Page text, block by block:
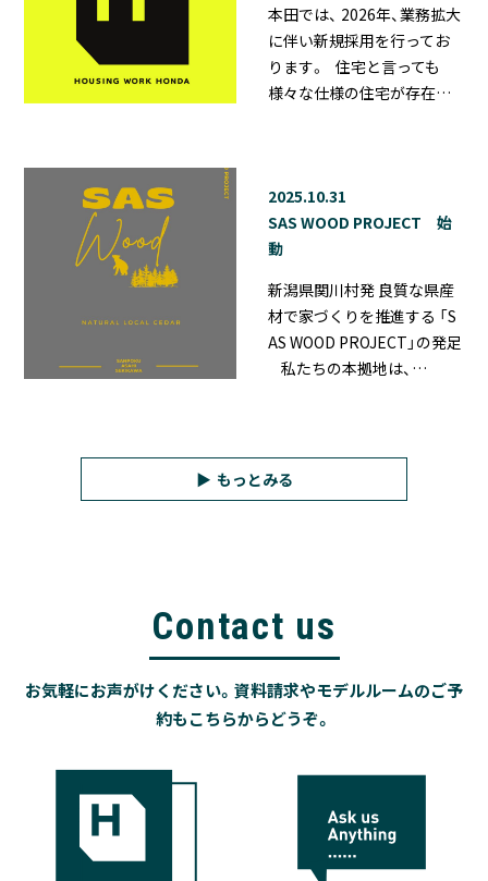
本田では、 2026年、業務拡大
に伴い新規採用を行ってお
ります。 住宅と言っても
様々な仕様の住宅が存在…
2025.10.31
SAS WOOD PROJECT 始
動
新潟県関川村発 良質な県産
材で家づくりを推進する 「S
AS WOOD PROJECT」の発足
私たちの本拠地は、…
もっとみる
Contact us
お気軽にお声がけください。資料請求やモデルルームのご予
約もこちらからどうぞ。